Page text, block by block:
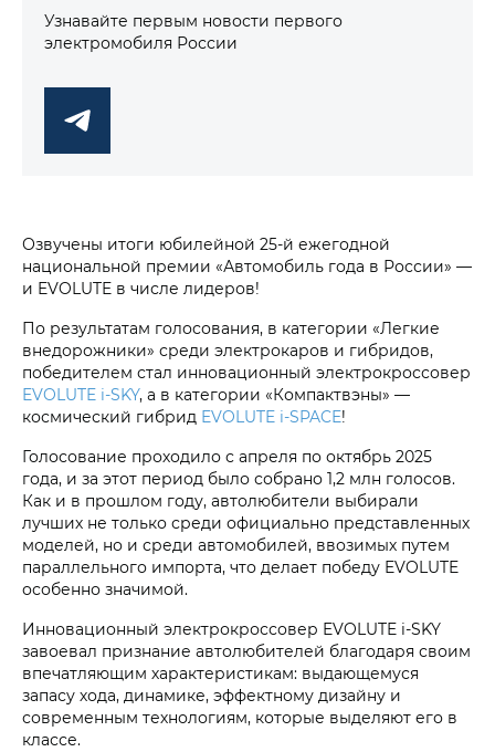
Узнавайте первым новости первого
электромобиля России
Озвучены итоги юбилейной 25-й ежегодной
национальной премии «Автомобиль года в России» —
и EVOLUTE в числе лидеров!
По результатам голосования, в категории «Легкие
внедорожники» среди электрокаров и гибридов,
победителем стал инновационный электрокроссовер
EVOLUTE i‑SKY, а в категории «Компактвэны» —
космический гибрид EVOLUTE i‑SPACE!
Голосование проходило с апреля по октябрь 2025
года, и за этот период было собрано 1,2 млн голосов.
Как и в прошлом году, автолюбители выбирали
лучших не только среди официально представленных
моделей, но и среди автомобилей, ввозимых путем
параллельного импорта, что делает победу EVOLUTE
особенно значимой.
Инновационный электрокроссовер EVOLUTE i‑SKY
завоевал признание автолюбителей благодаря своим
впечатляющим характеристикам: выдающемуся
запасу хода, динамике, эффектному дизайну и
современным технологиям, которые выделяют его в
классе.